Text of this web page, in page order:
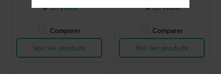
● En stock
Comparer
Voir les produits
● En stock
Comparer
Voir les produits